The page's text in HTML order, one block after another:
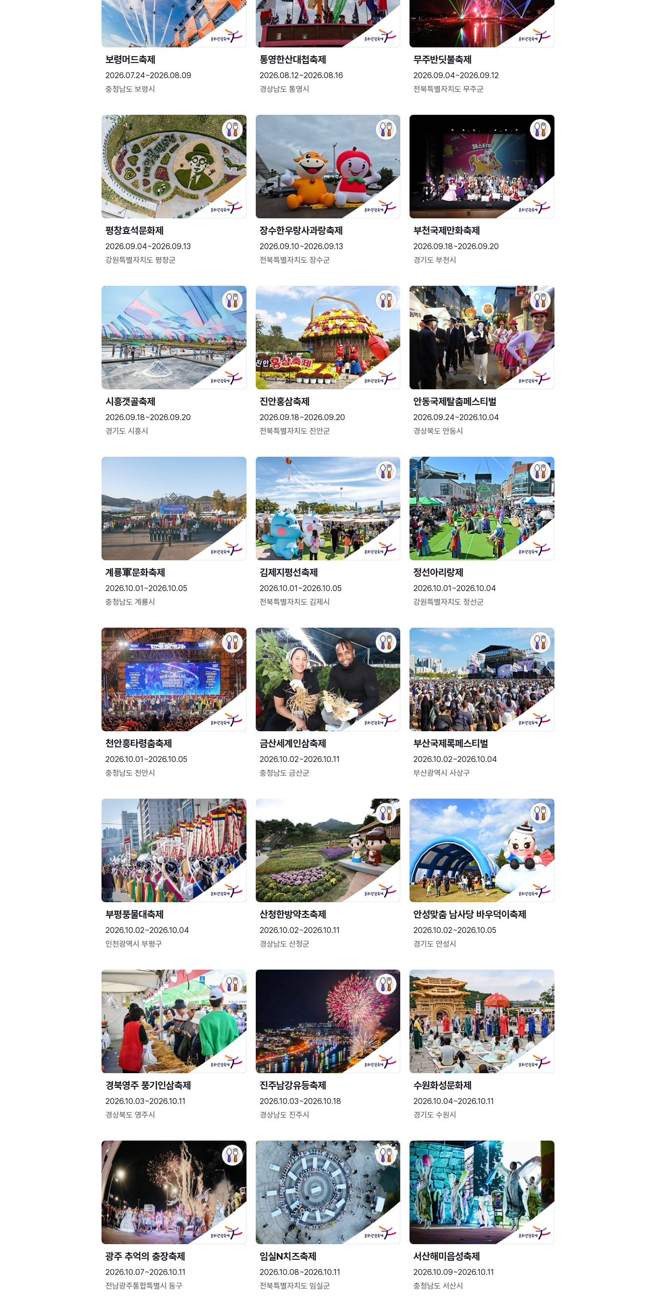
보령머드축제
2026.07.24~2026.08.09
충청남도 보령시
통영한산대첩축제
2026.08.12~2026.08.16
경상남도 통영시
무주반딧불축제
2026.09.04~2026.09.12
전북특별자치도 무주군
평창효석문화제
2026.09.04~2026.09.13
강원특별자치도 평창군
장수한우랑사과랑축제
2026.09.10~2026.09.13
전북특별자치도 장수군
부천국제만화축제
2026.09.18~2026.09.20
경기도 부천시
시흥갯골축제
2026.09.18~2026.09.20
경기도 시흥시
진안홍삼축제
2026.09.18~2026.09.20
전북특별자치도 진안군
안동국제탈춤페스티벌
2026.09.24~2026.10.04
경상북도 안동시
2026.10.01~2026.10.05
충청남도 계룡시
김제지평선축제
2026.10.01~2026.10.05
전북특별자치도 김제시
정선아리랑제
2026.10.01~2026.10.04
강원특별자치도 정선군
천안흥타령춤축제
2026.10.01~2026.10.05
충청남도 천안시
금산세계인삼축제
2026.10.02~2026.10.11
충청남도 금산군
부산국제록페스티벌
2026.10.02~2026.10.04
부산광역시 사상구
부평풍물대축제
2026.10.02~2026.10.04
인천광역시 부평구
산청한방약초축제
2026.10.02~2026.10.11
경상남도 산청군
안성맞춤 남사당 바우덕이축제
2026.10.02~2026.10.05
경기도 안성시
경북영주 풍기인삼축제
2026.10.03~2026.10.11
경상북도 영주시
진주남강유등축제
2026.10.03~2026.10.18
경상남도 진주시
수원화성문화제
2026.10.04~2026.10.11
경기도 수원시
광주 추억의 충장축제
2026.10.07~2026.10.11
전남광주통합특별시 동구
임실N치즈축제
2026.10.08~2026.10.11
전북특별자치도 임실군
서산해미읍성축제
2026.10.09~2026.10.11
충청남도 서산시